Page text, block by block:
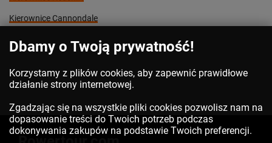
Kierownice Cannondale
Dbamy o Twoją prywatność!
Korzystamy z plików cookies, aby zapewnić prawidłowe
działanie strony internetowej.
Zgadzając się na wszystkie pliki cookies pozwolisz nam na
dopasowanie treści do Twoich potrzeb podczas
dokonywania zakupów na podstawie Twoich preferencji.